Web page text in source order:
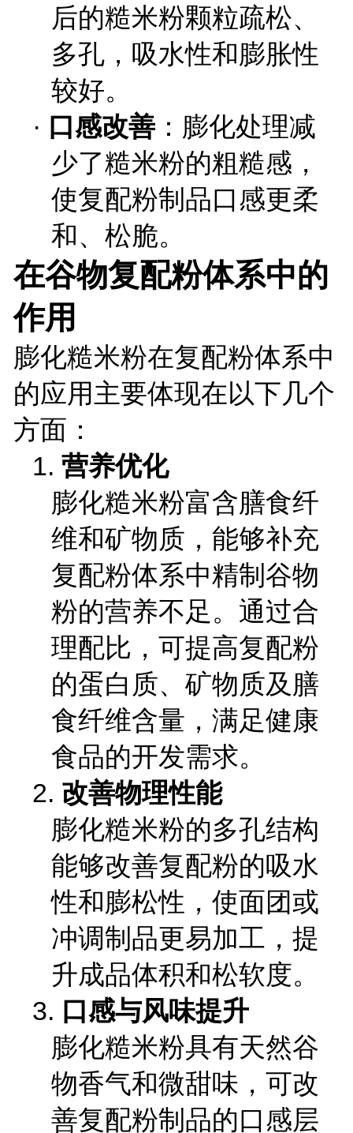
后的糙米粉颗粒疏松、
多孔，吸水性和膨胀性
较好。
· 口感改善：膨化处理减
少了糙米粉的粗糙感，
使复配粉制品口感更柔
和、松脆。
在谷物复配粉体系中的
作用
膨化糙米粉在复配粉体系中
的应用主要体现在以下几个
方面：
1. 营养优化
膨化糙米粉富含膳食纤
维和矿物质，能够补充
复配粉体系中精制谷物
粉的营养不足。通过合
理配比，可提高复配粉
的蛋白质、矿物质及膳
食纤维含量，满足健康
食品的开发需求。
2. 改善物理性能
膨化糙米粉的多孔结构
能够改善复配粉的吸水
性和膨松性，使面团或
冲调制品更易加工，提
升成品体积和松软度。
3. 口感与风味提升
膨化糙米粉具有天然谷
物香气和微甜味，可改
善复配粉制品的口感层